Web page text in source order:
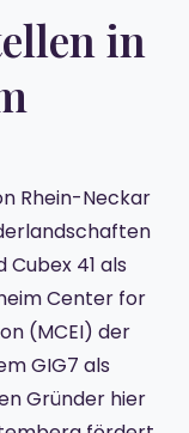
in
Rhein-Neckar
Cubex 41 als
Center for
(MCEI) der
GIG7 als
Gründer hier